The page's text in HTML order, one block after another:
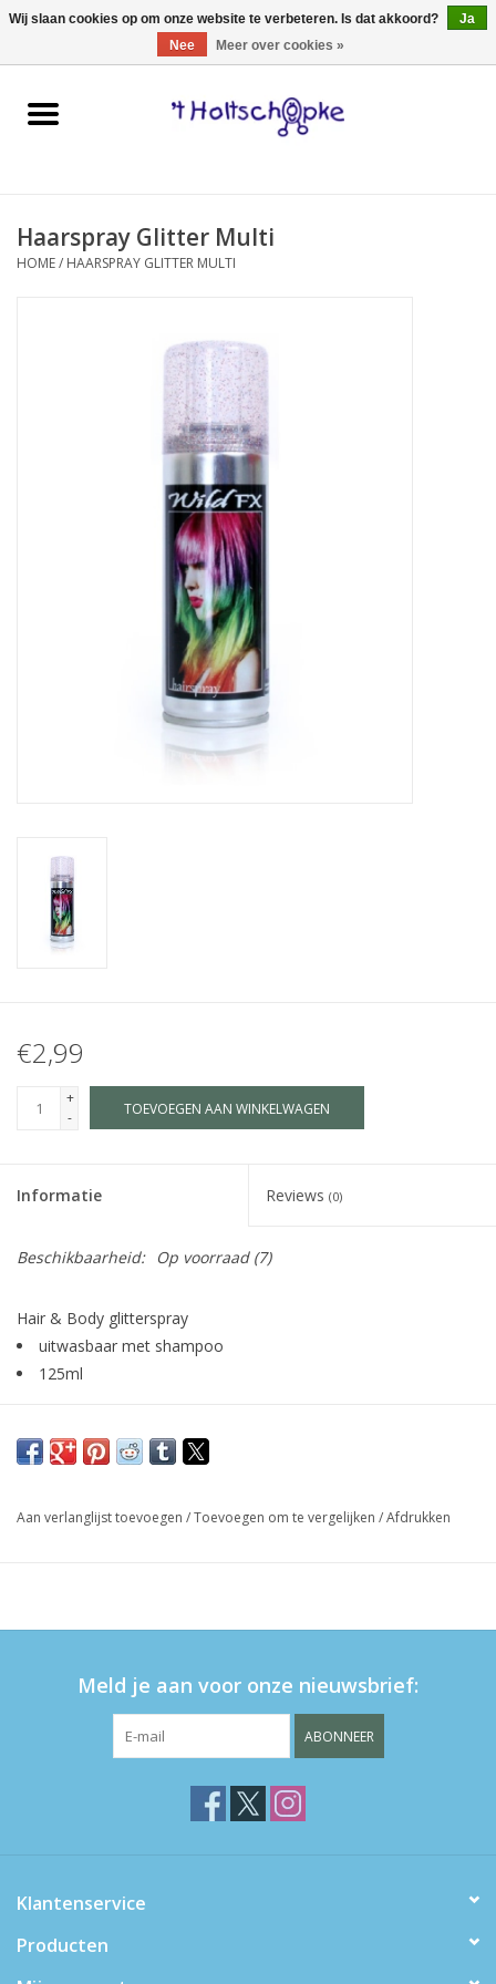
0 Artikelen - €0,00
Home
spellen
Merken
Haarspray Glitter Multi
HOME/ HAARSPRAY GLITTER MULTI
€2,99
+
-
TOEVOEGEN AAN WINKELWAGEN
Informatie Reviews (0)
Beschikbaarheid: Op voorraad(7)
Hair & Body glitterspray
uitwasbaar met shampoo
125ml
Aan verlanglijst toevoegen /Toevoegen om te vergelijken /Afdrukken
Meld je aan voor onze nieuwsbrief:
ABONNEER
Klantenservice
Producten
Wij slaan cookies op om onze website te verbeteren. Is dat akkoord?
Ja
Nee
Meer over cookies »